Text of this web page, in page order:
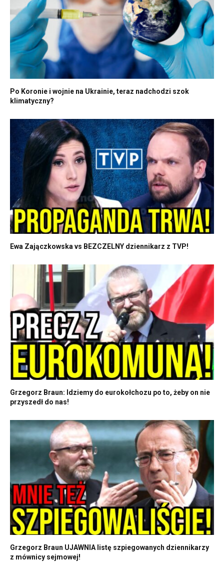
Po Koronie i wojnie na Ukrainie, teraz nadchodzi szok
klimatyczny?
Ewa Zajączkowska vs BEZCZELNY dziennikarz z TVP!
Grzegorz Braun: Idziemy do eurokołchozu po to, żeby on nie
przyszedł do nas!
Grzegorz Braun UJAWNIA listę szpiegowanych dziennikarzy
z mównicy sejmowej!